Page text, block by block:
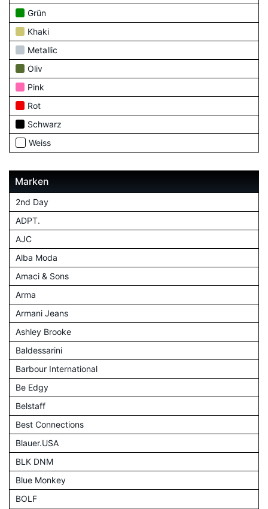
Grün
Khaki
Metallic
Oliv
Pink
Rot
Schwarz
Weiss
Marken
2nd Day
ADPT.
AJC
Alba Moda
Amaci & Sons
Arma
Armani Jeans
Ashley Brooke
Baldessarini
Barbour International
Be Edgy
Belstaff
Best Connections
Blauer.USA
BLK DNM
Blue Monkey
BOLF